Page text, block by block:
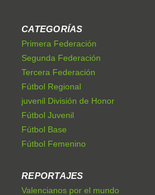
CATEGORÍAS
Primera Federación
Segunda Federación
Tercera Federación
Fútbol Regional
juvenil División de Honor
Fútbol Juvenil
Fútbol Base
Fútbol Femenino
REPORTAJES
Valencianos por el mundo